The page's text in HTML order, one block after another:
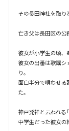
その長田神社を取り
亡き父は長田区の公
彼女が小学生の頃、
彼女の出番は歌謡シ
り。
面白半分で唄わせる
た。
神戸発祥と云われる
中学生だった彼女の